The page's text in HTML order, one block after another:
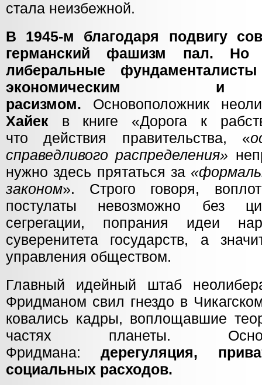
стала неизбежной.
В 1945-м благодаря подвигу
германский фашизм пал. Но
либеральные
экономическим и
расизмом. Основоположник
Хайек в книге «Дорога к
что действия правительства, «
справедливого распределения»
нужно здесь прятаться за
законом». Строго говоря,
постулаты невозможно без
сегрегации, попрания идеи
суверенитета государств, а
управления обществом.
Главный идейный штаб
Фридманом свил гнездо в
ковались кадры, воплощавшие
частях планеты.
Фридмана:дерегуляция,
социальных расходов.